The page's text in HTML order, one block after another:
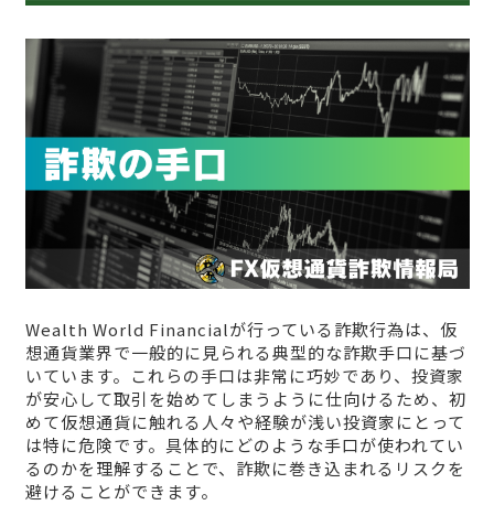
Wealth World Financialが行っている詐欺行為は、仮
想通貨業界で一般的に見られる典型的な詐欺手口に基づ
いています。これらの手口は非常に巧妙であり、投資家
が安心して取引を始めてしまうように仕向けるため、初
めて仮想通貨に触れる人々や経験が浅い投資家にとって
は特に危険です。具体的にどのような手口が使われてい
るのかを理解することで、詐欺に巻き込まれるリスクを
避けることができます。